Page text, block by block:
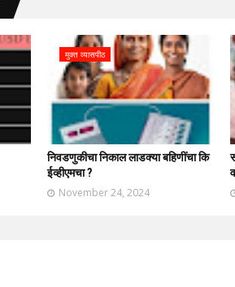
मुक्त व्यासपीठ
निवडणुकीचा निकाल लाडक्या बहिणींचा कि
ईव्हीएमचा ?
November 24, 2024